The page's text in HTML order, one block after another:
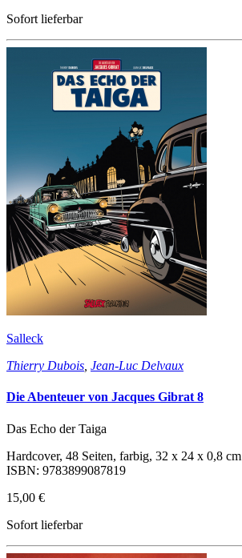
Sofort lieferbar
Salleck
Thierry Dubois Jean-Luc Delvaux
Die Abenteuer von Jacques Gibrat 8
Das Echo der Taiga
Hardcover, 48 Seiten, farbig, 32 x 24 x 0,8 cm
ISBN: 9783899087819
15,00 €
Sofort lieferbar